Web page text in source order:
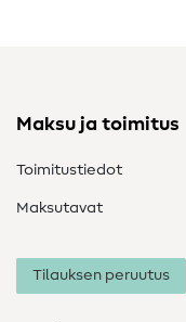
Maksu ja toimitus
Toimitustiedot
Maksutavat
Tilauksen peruutus